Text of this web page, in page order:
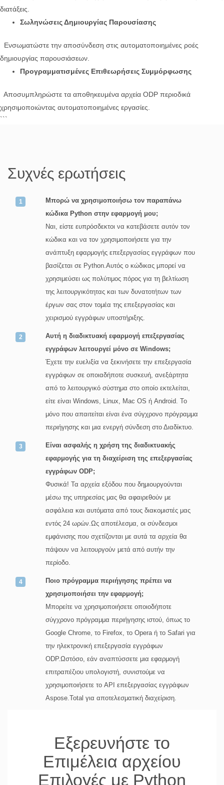
διατάξεις.
Σωληνώσεις Δημιουργίας Παρουσίασης
Ενσωματώστε την αποσύνδεση στις αυτοματοποιημένες ροές
δημιουργίας παρουσιάσεων.
Προγραμματισμένες Επιθεωρήσεις Συμμόρφωσης
Αποσυμπληρώστε τα αποθηκευμένα αρχεία ODP περιοδικά
χρησιμοποιώντας αυτοματοποιημένες εργασίες.
```
Συχνές ερωτήσεις
Μπορώ να χρησιμοποιήσω τον παραπάνω
κώδικα Python στην εφαρμογή μου;
Ναι, είστε ευπρόσδεκτοι να κατεβάσετε αυτόν τον
κώδικα και να τον χρησιμοποιήσετε για την
ανάπτυξη εφαρμογής επεξεργασίας εγγράφων που
βασίζεται σε Python.Αυτός ο κώδικας μπορεί να
χρησιμεύσει ως πολύτιμος πόρος για τη βελτίωση
της λειτουργικότητας και των δυνατοτήτων των
έργων σας στον τομέα της επεξεργασίας και
χειρισμού εγγράφων υποστήριξης.
Αυτή η διαδικτυακή εφαρμογή επεξεργασίας
εγγράφων λειτουργεί μόνο σε Windows;
Έχετε την ευελιξία να ξεκινήσετε την επεξεργασία
εγγράφων σε οποιαδήποτε συσκευή, ανεξάρτητα
από το λειτουργικό σύστημα στο οποίο εκτελείται,
είτε είναι Windows, Linux, Mac OS ή Android. Το
μόνο που απαιτείται είναι ένα σύγχρονο πρόγραμμα
περιήγησης και μια ενεργή σύνδεση στο Διαδίκτυο.
Είναι ασφαλής η χρήση της διαδικτυακής
εφαρμογής για τη διαχείριση της επεξεργασίας
εγγράφων ODP;
Φυσικά! Τα αρχεία εξόδου που δημιουργούνται
μέσω της υπηρεσίας μας θα αφαιρεθούν με
ασφάλεια και αυτόματα από τους διακομιστές μας
εντός 24 ωρών.Ως αποτέλεσμα, οι σύνδεσμοι
εμφάνισης που σχετίζονται με αυτά τα αρχεία θα
πάψουν να λειτουργούν μετά από αυτήν την
περίοδο.
Ποιο πρόγραμμα περιήγησης πρέπει να
χρησιμοποιήσει την εφαρμογή;
Μπορείτε να χρησιμοποιήσετε οποιοδήποτε
σύγχρονο πρόγραμμα περιήγησης ιστού, όπως το
Google Chrome, το Firefox, το Opera ή το Safari για
την ηλεκτρονική επεξεργασία εγγράφων
ODP.Ωστόσο, εάν αναπτύσσετε μια εφαρμογή
επιτραπέζιου υπολογιστή, συνιστούμε να
χρησιμοποιήσετε το API επεξεργασίας εγγράφων
Aspose.Total για αποτελεσματική διαχείριση.
Εξερευνήστε το
Επιμέλεια αρχείου
Επιλογές με Python